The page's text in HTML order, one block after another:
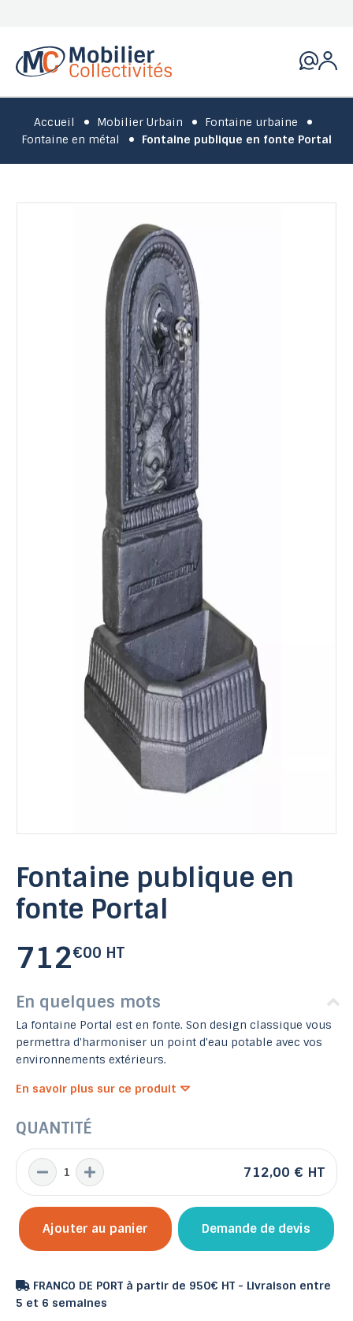
Accueil Mobilier Urbain
Fontaine urbaine
Fontaine en métal
Fontaine publique en fonte Portal
Fontaine publique en
fonte Portal
712€00 HT
En quelques mots
La fontaine Portal est en fonte. Son design classique vous
permettra d'harmoniser un point d'eau potable avec vos
environnements extérieurs.
En savoir plus sur ce produit
QUANTITÉ
712,00 € HT
Ajouter au panier Demande de devis
FRANCO DE PORT à partir de 950€ HT - Livraison entre
5 et 6 semaines